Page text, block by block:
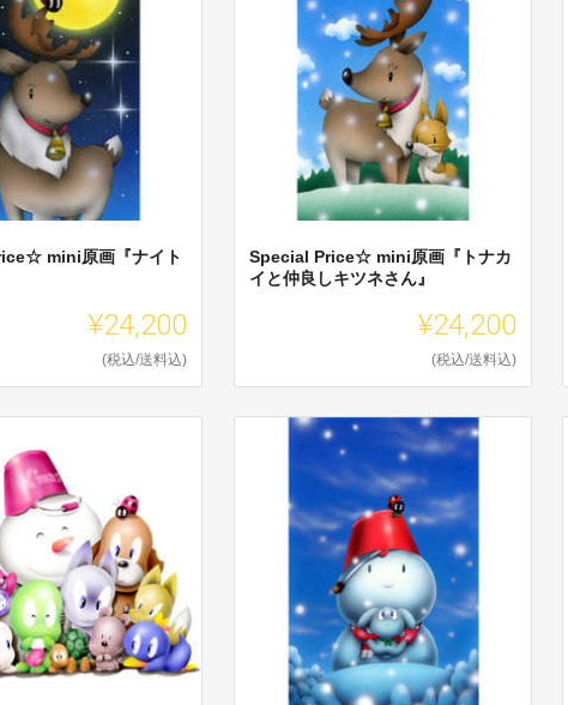
mini原画『ナイト
¥24,200
(税込/送料込)
Special Price☆ mini原画『トナカ
イと仲良しキツネさん』
¥24,200
(税込/送料込)